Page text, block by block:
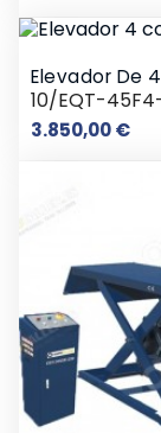
Elevador De
10/EQT-
3.850,00 €